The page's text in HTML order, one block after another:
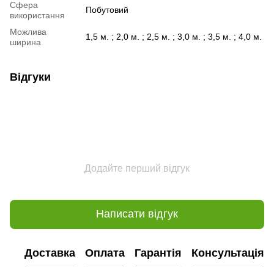
Сфера
використання
Побутовий
Можлива
ширина
1,5 м. ; 2,0 м. ; 2,5 м. ; 3,0 м. ; 3,5 м. ; 4,0 м.
Відгуки
Додайте перший відгук
Написати відгук
Доставка Оплата Гарантія Консультація